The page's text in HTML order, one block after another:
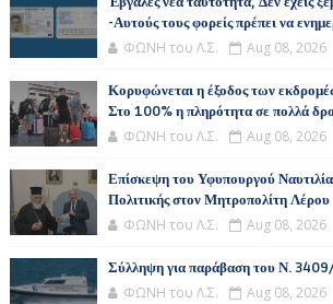
-Αυτούς τους φορείς πρέπει να
ΦΩΝΗ του Λ.Σ. Aug 08, 2026
Κορυφώνεται η έξοδος των
Στο 100% η πληρότητα σε πολλά
ΦΩΝΗ του Λ.Σ. Aug 08, 2026
Επίσκεψη του Υφυπουργού
Πολιτικής στον Μητροπολίτη Λέρου
ΦΩΝΗ του Λ.Σ. Aug 08, 2026
Σύλληψη για παράβαση του Ν.
ΦΩΝΗ του Λ.Σ. Aug 08, 2026